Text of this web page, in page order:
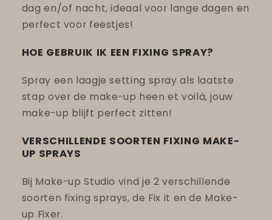
dag en/of nacht, ideaal voor lange dagen en
perfect voor feestjes!
HOE GEBRUIK IK EEN FIXING SPRAY?
Spray een laagje setting spray als laatste
stap over de make-up heen et voilà, jouw
make-up blijft perfect zitten!
VERSCHILLENDE SOORTEN FIXING MAKE-
UP SPRAYS
Bij Make-up Studio vind je 2 verschillende
soorten fixing sprays, de Fix it en de Make-
up Fixer.